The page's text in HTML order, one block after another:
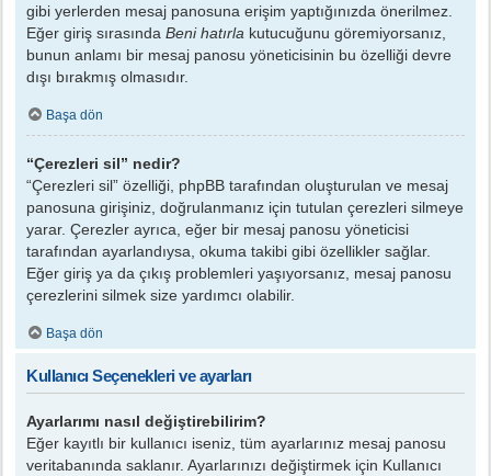
gibi yerlerden mesaj panosuna erişim yaptığınızda önerilmez.
Eğer giriş sırasında Beni hatırla kutucuğunu göremiyorsanız,
bunun anlamı bir mesaj panosu yöneticisinin bu özelliği devre
dışı bırakmış olmasıdır.
Başa dön
“Çerezleri sil” nedir?
“Çerezleri sil” özelliği, phpBB tarafından oluşturulan ve mesaj
panosuna girişiniz, doğrulanmanız için tutulan çerezleri silmeye
yarar. Çerezler ayrıca, eğer bir mesaj panosu yöneticisi
tarafından ayarlandıysa, okuma takibi gibi özellikler sağlar.
Eğer giriş ya da çıkış problemleri yaşıyorsanız, mesaj panosu
çerezlerini silmek size yardımcı olabilir.
Başa dön
Kullanıcı Seçenekleri ve ayarları
Ayarlarımı nasıl değiştirebilirim?
Eğer kayıtlı bir kullanıcı iseniz, tüm ayarlarınız mesaj panosu
veritabanında saklanır. Ayarlarınızı değiştirmek için Kullanıcı